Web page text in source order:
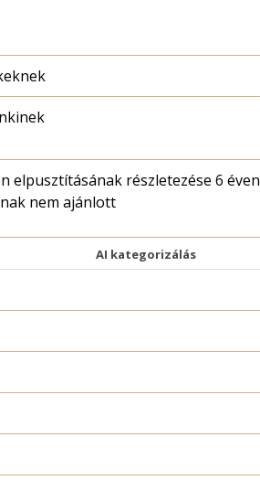
elpusztításának részletezése 6 éven
nem ajánlott
AI kategorizálás